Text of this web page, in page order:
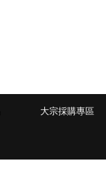
大宗採購專區